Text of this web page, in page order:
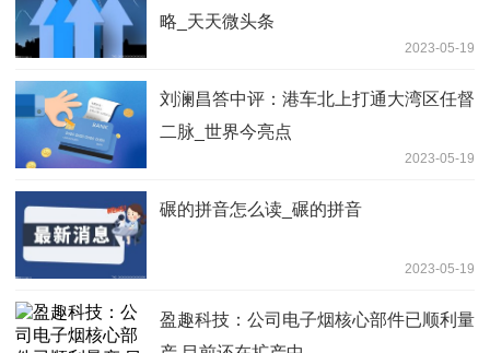
略_天天微头条
2023-05-19
刘澜昌答中评：港车北上打通大湾区任督
二脉_世界今亮点
2023-05-19
碾的拼音怎么读_碾的拼音
2023-05-19
盈趣科技：公司电子烟核心部件已顺利量